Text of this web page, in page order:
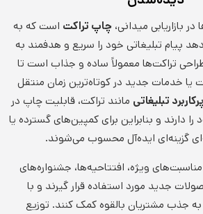
بازاریابی میدانی، چاپ تراکت است که به
پیام تبلیغاتی خود را سریع و هدفمند به
تراکت‌ها معمولاً ساده و جذاب است تا
یا خدمات جدید در کوتاه‌ترین زمان منتقل
تبلیغاتی مانند تراکت، قابلیت چاپ در
را دارند و بنابراین برای کمپین‌های گسترده یا
گزینه‌ای ایده‌آل محسوب می‌شوند.
ویژه، افتتاحیه‌ها، جشنواره‌های
جدید مورد استفاده قرار گیرند و با
به جذب مشتریان بالقوه کمک کنند. توزیع